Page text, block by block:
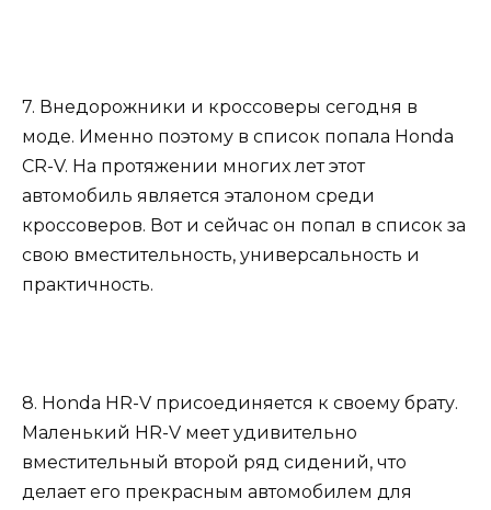
7. Внедорожники и кроссоверы сегодня в
моде. Именно поэтому в список попала Honda
CR-V. На протяжении многих лет этот
автомобиль является эталоном среди
кроссоверов. Вот и сейчас он попал в список за
свою вместительность, универсальность и
практичность.
8. Honda HR-V присоединяется к своему брату.
Маленький HR-V меет удивительно
вместительный второй ряд сидений, что
делает его прекрасным автомобилем для